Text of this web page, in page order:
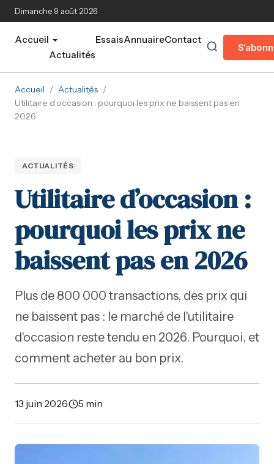
Aller au contenu principal
Dimanche 9 août 2026
Accueil
Actualités
EssaisAnnuaireContact
Accueil / Actualités /
Utilitaire d’occasion : pourquoi les prix ne baissent pas en
2026
ACTUALITÉS
Utilitaire d’occasion :
pourquoi les prix ne
baissent pas en 2026
Plus de 800 000 transactions, des prix qui
ne baissent pas : le marché de l'utilitaire
d'occasion reste tendu en 2026. Pourquoi, et
comment acheter au bon prix.
13 juin 2026· 5 min